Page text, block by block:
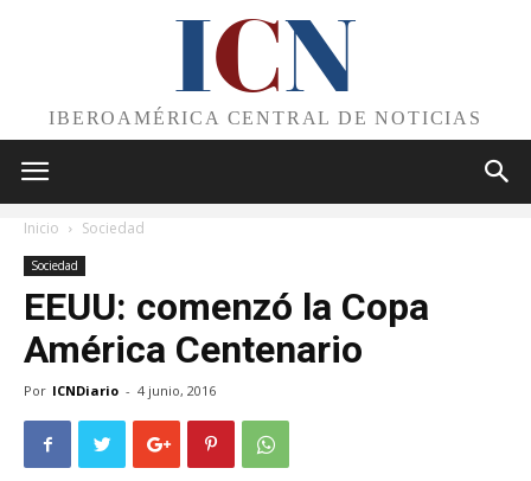
ICN
IBEROAMÉRICA CENTRAL DE NOTICIAS
Inicio Sociedad
Sociedad
EEUU: comenzó la Copa
América Centenario
Por ICNDiario - 4 junio, 2016